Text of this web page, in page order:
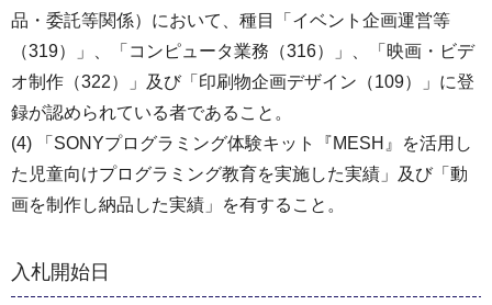
品・委託等関係）において、種目「イベント企画運営等
（319）」、「コンピュータ業務（316）」、「映画・ビデ
オ制作（322）」及び「印刷物企画デザイン（109）」に登
録が認められている者であること。
(4) 「SONYプログラミング体験キット『MESH』を活用し
た児童向けプログラミング教育を実施した実績」及び「動
画を制作し納品した実績」を有すること。
入札開始日